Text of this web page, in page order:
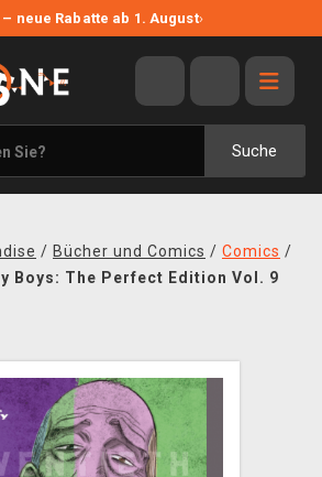
– neue Rabatte ab 1. August›
Suche
/ Bücher und Comics / Comics /
Boys: The Perfect Edition Vol. 9